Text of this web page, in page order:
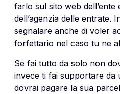
farlo sul sito web dell’ente
dell’agenzia delle entrate.
segnalare anche di voler
forfettario nel caso tu ne
Se fai tutto da solo non
invece ti fai supportare da
dovrai pagare la sua